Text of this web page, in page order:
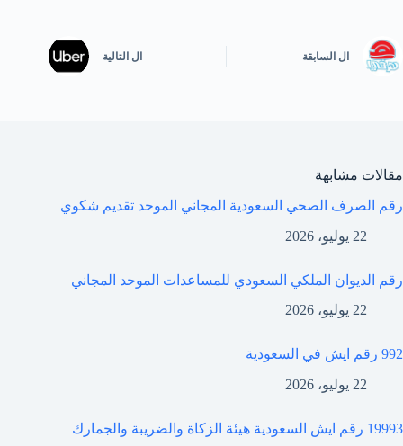
ال السابقة ال التالية
مقالات مشابهة
رقم الصرف الصحي السعودية المجاني الموحد تقديم شكوي
22 يوليو، 2026
رقم الديوان الملكي السعودي للمساعدات الموحد المجاني
22 يوليو، 2026
992 رقم ايش في السعودية
22 يوليو، 2026
19993 رقم ايش السعودية هيئة الزكاة والضريبة والجمارك